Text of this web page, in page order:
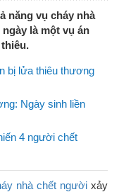
năng vụ cháy nhà
là một vụ án
bị lửa thiêu thương
Ngày sinh liền
4 người chết
nhà chết ngườixảy